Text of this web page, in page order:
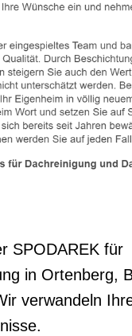
SPODAREK für
in Ortenberg,
verwandeln